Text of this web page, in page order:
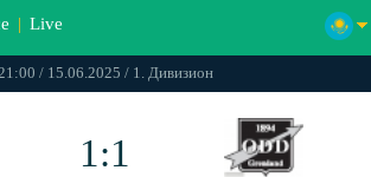
| Live
/ 15.06.2025 / 1. Дивизион
1:1